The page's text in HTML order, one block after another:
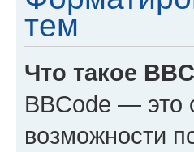
тем
Что такое
BBCode — это
возможности